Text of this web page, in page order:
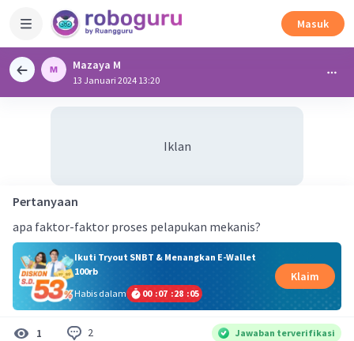
Masuk
Mazaya M
13 Januari 2024 13:20
Iklan
Pertanyaan
apa faktor-faktor proses pelapukan mekanis?
Ikuti Tryout SNBT & Menangkan E-Wallet
100rb
Habis dalam
00 :07 :28 :05
Klaim
1 2 Jawaban terverifikasi